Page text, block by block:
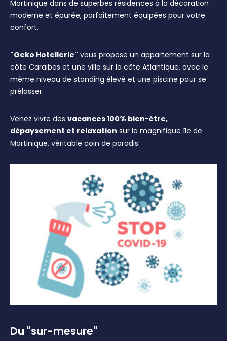
Martinique dans de superbes résidences à la décoration
moderne et épurée, parfaitement équipées pour votre
confort.
"Geko Hotellerie" vous propose un appartement sur la
côte Caraïbes et une villa sur la côte Atlantique, avec le
même niveau de standing élevé et une piscine pour se
prélasser.
Venez vivre des vacances 100% bien-être,
dépaysement et relaxation sur la magnifique île de
Martinique, véritable coin de paradis.
Du "sur-mesure"